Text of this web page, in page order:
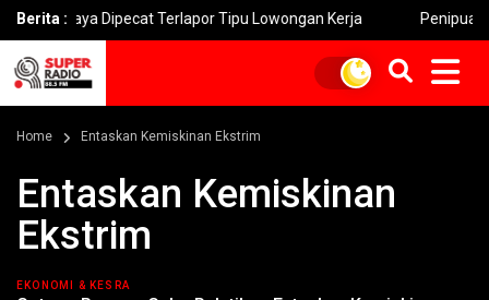
Berita :Dipecat Terlapor Tipu Lowongan Kerja Penipuan ‘Fake
Home Entaskan Kemiskinan Ekstrim
Entaskan Kemiskinan
Ekstrim
EKONOMI & KESRA